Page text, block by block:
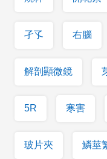
孑孓 右腦
解剖顯微鏡
5R 寒害
玻片夾 鱗莖